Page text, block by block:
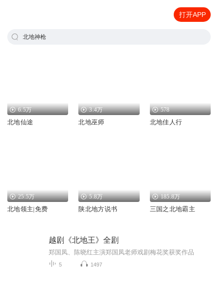
打开APP
北地神枪
6.5万
北地仙途
3.4万
北地巫师
578
北地佳人行
25.5万
北地领主|免费
5.8万
陕北地方说书
185.8万
三国之北地霸主
越剧《北地王》全剧
郑国凤、陈晓红主演郑国凤老师戏剧梅花奖获奖作品
5 1497